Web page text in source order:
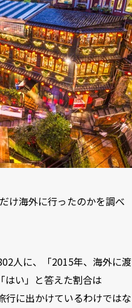
け海外に行ったのかを調べ
人に、「2015年、海外に渡
はい」と答えた割合は
行に出かけているわけではな